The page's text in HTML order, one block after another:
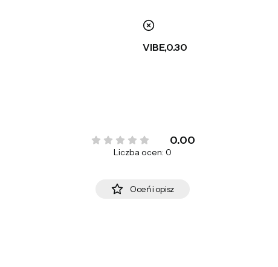
nie
VIBE,0.30
0.00
Liczba ocen: 0
Oceń i opisz